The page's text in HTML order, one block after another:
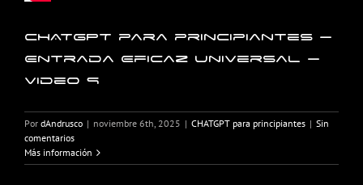
CHATGPT para principiantes –
Entrada Eficaz Universal –
Video 9
Por dAndrusco | noviembre 6th, 2025 | CHATGPT para principiantes | Sin
comentarios
Más información